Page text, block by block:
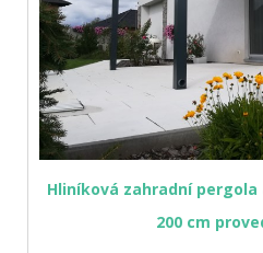
Hliníková zahradní pergola
200 cm